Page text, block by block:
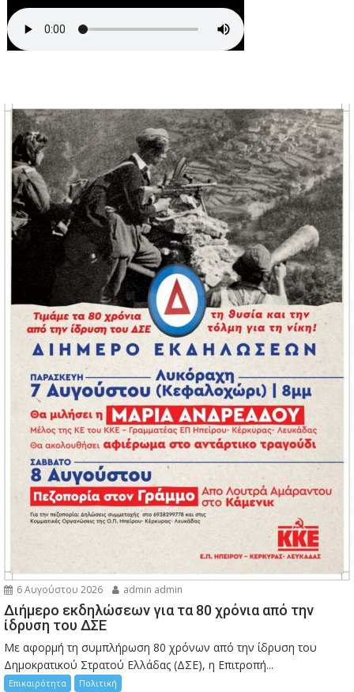
6 Αυγούστου 2026 admin admin
Διήμερο εκδηλώσεων για τα 80 χρόνια από την
ίδρυση του ΔΣΕ
Με αφορμή τη συμπλήρωση 80 χρόνων από την ίδρυση του
Δημοκρατικού Στρατού Ελλάδας (ΔΣΕ), η Επιτροπή...
Επικαιρότητα Πολιτική